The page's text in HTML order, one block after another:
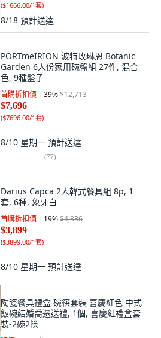
($1666.00/1套)
8/18 預計送達
PORTmeIRION 波特玫琳恩 Botanic
Garden 6人份家用碗盤組 27件, 混合
色, 9種盤子
首購折扣價 39%$12,713
$7,696
($7696.00/1套)
8/10 星期一 預計送達
(77)
Darius Capca 2人韓式餐具組 8p, 1
套, 6種, 象牙白
首購折扣價 19%$4,836
$3,899
($3899.00/1套)
8/10 星期一 預計送達
陶瓷餐具禮盒 碗筷套裝 喜慶紅色 中式
飯碗結婚喬遷送禮, 1個, 喜慶紅禮盒套
裝-2碗2筷